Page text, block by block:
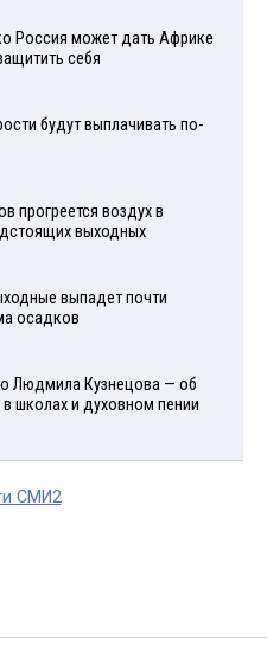
Россия может дать Африке
себя
будут выплачивать по-
прогреется воздух в
выходных
выпадет почти
осадков
Людмила Кузнецова — об
школах и духовном пении
СМИ2